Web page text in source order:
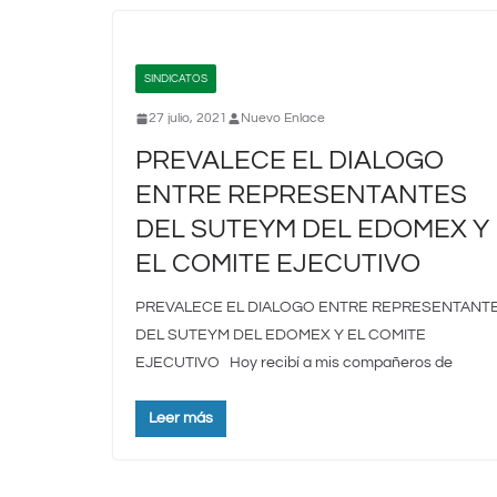
SINDICATOS
27 julio, 2021 Nuevo Enlace
PREVALECE EL DIALOGO
ENTRE REPRESENTANTES
DEL SUTEYM DEL EDOMEX Y
EL COMITE EJECUTIVO
PREVALECE EL DIALOGO ENTRE
DEL SUTEYM DEL EDOMEX Y EL COMITE
EJECUTIVO Hoy recibí a mis compañeros de
Leer más